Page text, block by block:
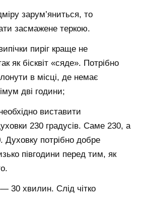
зарум’яниться, то
засмажене теркою.
пиріг краще не
як бісквіт «сяде». Потрібно
в місці, де немає
дві години;
виставити
230 градусів. Саме 230, а
Духовку потрібно добре
півгодини перед тим, як
30 хвилин. Слід чітко